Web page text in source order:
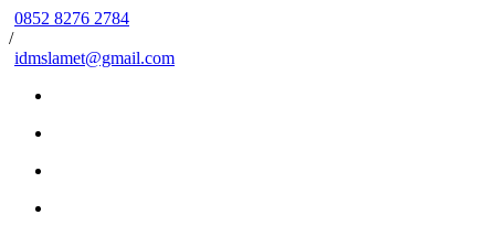
0852 8276 2784
/
idmslamet@gmail.com